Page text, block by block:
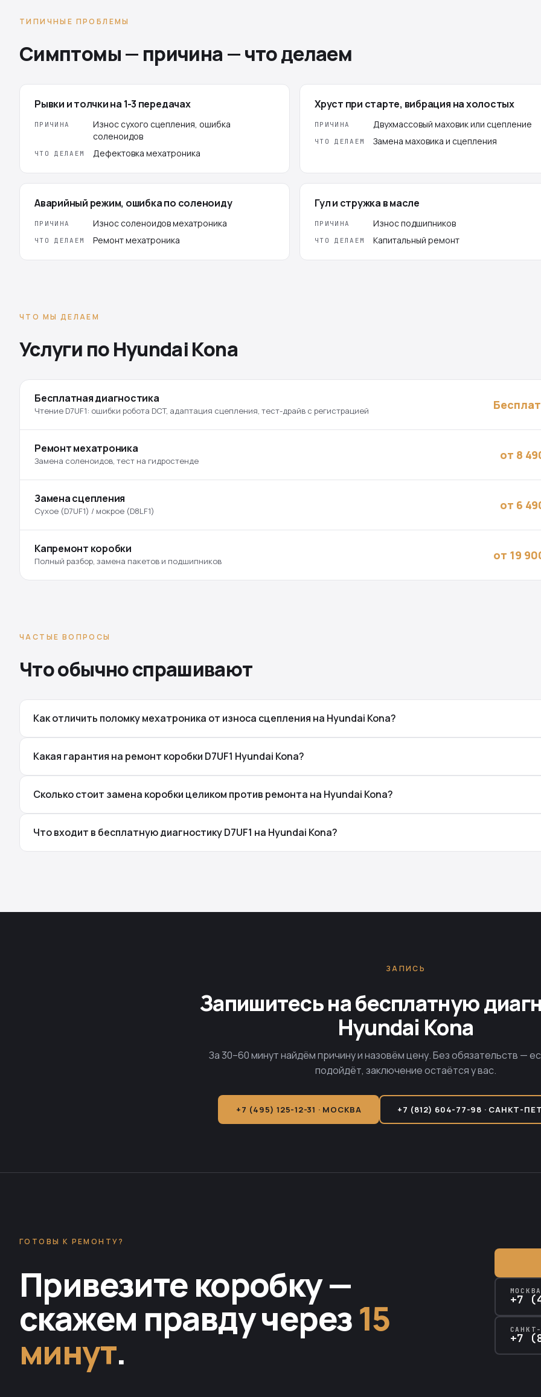
ТИПИЧНЫЕ ПРОБЛЕМЫ
Симптомы — причина — что делаем
Рывки и толчки на 1-3 передачах
ПРИЧИНА
Износ сухого сцепления, ошибка
соленоидов
ЧТО ДЕЛАЕМ Дефектовка мехатроника
Хруст при старте, вибрация на холостых
ПРИЧИНА Двухмассовый маховик или сцепление
ЧТО ДЕЛАЕМ Замена маховика и сцепления
Аварийный режим, ошибка по соленоиду
ПРИЧИНА Износ соленоидов мехатроника
ЧТО ДЕЛАЕМ Ремонт мехатроника
Гул и стружка в масле
ПРИЧИНА Износ подшипников
ЧТО ДЕЛАЕМ Капитальный ремонт
ЧТО МЫ ДЕЛАЕМ
Услуги по Hyundai Kona
Бесплатная диагностика
Чтение D7UF1: ошибки робота DCT, адаптация сцепления, тест-драйв с регистрацией
Ремонт мехатроника
Замена соленоидов, тест на гидростенде от 8
Замена сцепления
Сухое (D7UF1) / мокрое (D8LF1) от 6
Капремонт коробки
Полный разбор, замена пакетов и подшипников от 19
ЧАСТЫЕ ВОПРОСЫ
Что обычно спрашивают
Как отличить поломку мехатроника от износа сцепления на Hyundai Kona?
Какая гарантия на ремонт коробки D7UF1 Hyundai Kona?
Сколько стоит замена коробки целиком против ремонта на Hyundai Kona?
Что входит в бесплатную диагностику D7UF1 на Hyundai Kona?
ЗАПИСЬ
Запишитесь на бесплатную
Hyundai Kona
За 30–60 минут найдём причину и назовём цену. Без обязательств —
подойдёт, заключение остаётся у вас.
+7 (495) 125-12-31 · МОСКВА +7 (812) 604-77-98 · САНКТ-
ГОТОВЫ К РЕМОНТУ?
Привезите коробку —
скажем правду через15
минут.
МОСКВА
+7
+7